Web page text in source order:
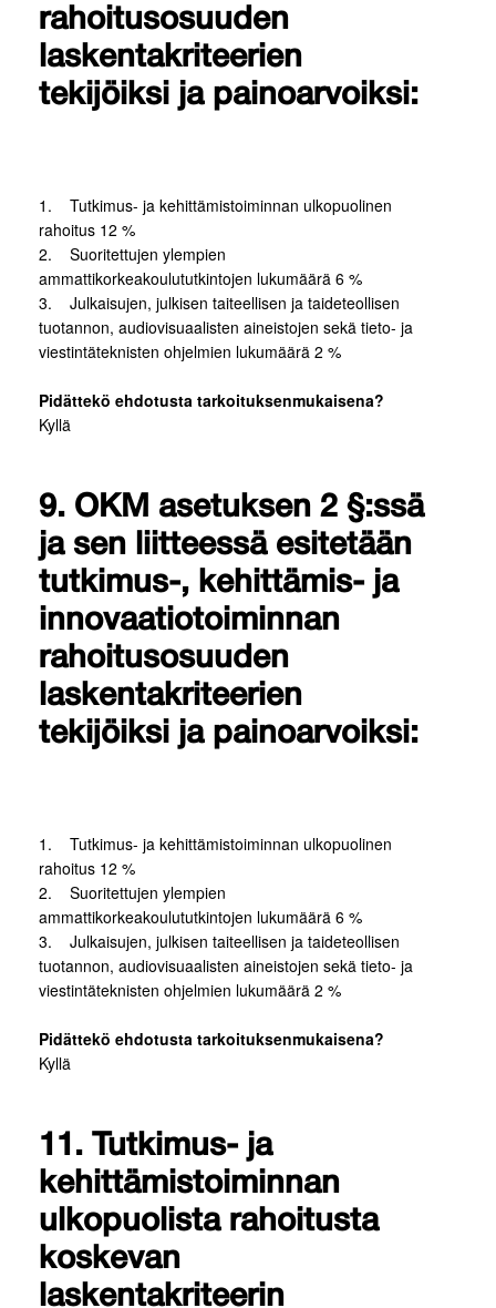
rahoitusosuuden
laskentakriteerien
tekijöiksi ja painoarvoiksi:
1. Tutkimus- ja kehittämistoiminnan ulkopuolinen
rahoitus 12 %
2. Suoritettujen ylempien
ammattikorkeakoulututkintojen lukumäärä 6 %
3. Julkaisujen, julkisen taiteellisen ja taideteollisen
tuotannon, audiovisuaalisten aineistojen sekä tieto- ja
viestintäteknisten ohjelmien lukumäärä 2 %
Pidättekö ehdotusta tarkoituksenmukaisena?
Kyllä
9. OKM asetuksen 2 §:ssä
ja sen liitteessä esitetään
tutkimus-, kehittämis- ja
innovaatiotoiminnan
rahoitusosuuden
laskentakriteerien
tekijöiksi ja painoarvoiksi:
1. Tutkimus- ja kehittämistoiminnan ulkopuolinen
rahoitus 12 %
2. Suoritettujen ylempien
ammattikorkeakoulututkintojen lukumäärä 6 %
3. Julkaisujen, julkisen taiteellisen ja taideteollisen
tuotannon, audiovisuaalisten aineistojen sekä tieto- ja
viestintäteknisten ohjelmien lukumäärä 2 %
Pidättekö ehdotusta tarkoituksenmukaisena?
Kyllä
11. Tutkimus- ja
kehittämistoiminnan
ulkopuolista rahoitusta
koskevan
laskentakriteerin